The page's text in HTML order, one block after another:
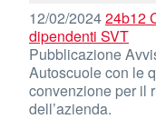
12/02/202424b12
dipendenti SVT
Pubblicazione
Autoscuole con le
convenzione per il
dell’azienda.